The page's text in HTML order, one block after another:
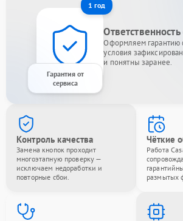
1 год
Гарантия от
сервиса
Оформляем гарантию
условия
и понятны заранее.
Контроль качества
Замена кнопок проходит
многоэтапную проверку —
исключаем недоработки и
повторные сбои.
Чёткие
Работа
размытых